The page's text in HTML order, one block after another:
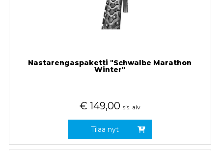
Nastarengaspaketti "Schwalbe Marathon
Winter"
€ 149,00 sis. alv
Tilaa nyt